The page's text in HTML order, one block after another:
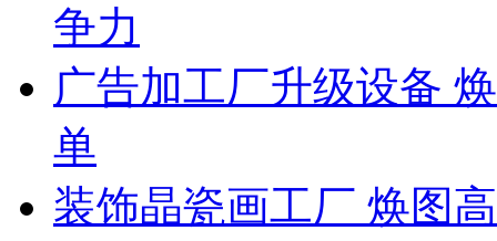
争力
广告加工厂升级设备
单
装饰晶瓷画工厂 焕图